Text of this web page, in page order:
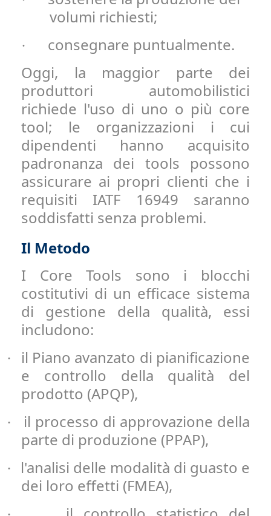
volumi richiesti;
·
consegnare puntualmente.
Oggi, la maggior parte dei
produttori automobilistici
richiede l'uso di uno o più core
tool; le organizzazioni i cui
dipendenti hanno acquisito
padronanza dei tools possono
assicurare ai propri clienti che i
requisiti IATF 16949 saranno
soddisfatti senza problemi.
Il Metodo
I Core Tools sono i blocchi
costitutivi di un efficace sistema
di gestione della qualità, essi
includono:
·
il Piano avanzato di pianificazione
e controllo della qualità del
prodotto (APQP),
·
il processo di approvazione della
parte di produzione (PPAP),
·
l'analisi delle modalità di guasto e
dei loro effetti (FMEA),